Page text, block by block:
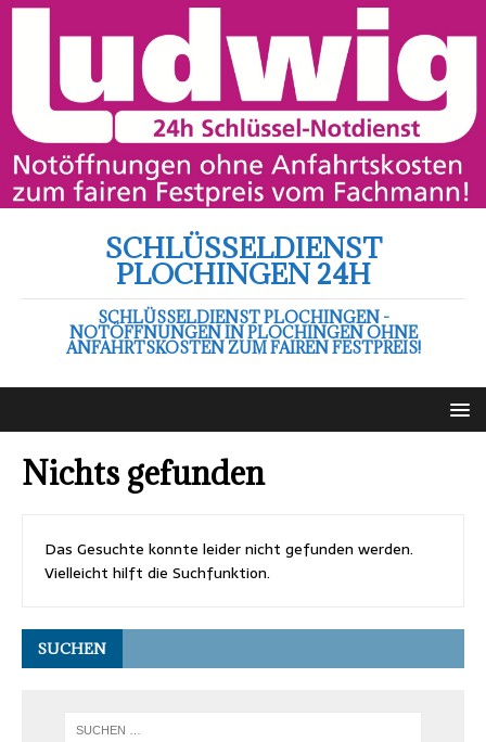
SCHLÜSSELDIENST
PLOCHINGEN 24H
SCHLÜSSELDIENST PLOCHINGEN -
NOTÖFFNUNGEN IN PLOCHINGEN OHNE
ANFAHRTSKOSTEN ZUM FAIREN FESTPREIS!
Nichts gefunden
Das Gesuchte konnte leider nicht gefunden werden.
Vielleicht hilft die Suchfunktion.
SUCHEN